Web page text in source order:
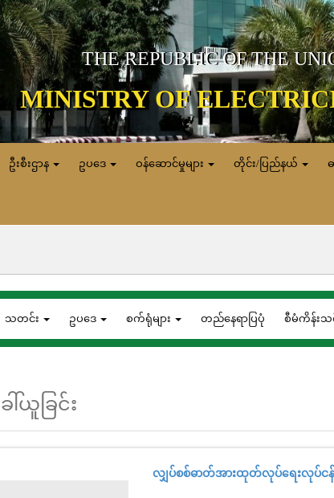
THE REPUBLIC OF THE
MINISTRY OF
ဦးစီးဌာန ဥပဒေ ဝန်ဆောင်မှုများ တိုင်း/ပြည်နယ်
သတင်း ဥပဒေ စက်ရုံများ တည်နေရာပြပုံ စီမံကိန်းသစ်
ါ်ယူခြင်း
လျှပ်စစ်ဓာတ်အားထုတ်လုပ်ရေးလုပ်ငန်